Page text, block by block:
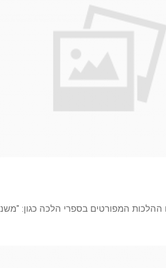
ההלכות המפורטים בספרי הלכה כגון: